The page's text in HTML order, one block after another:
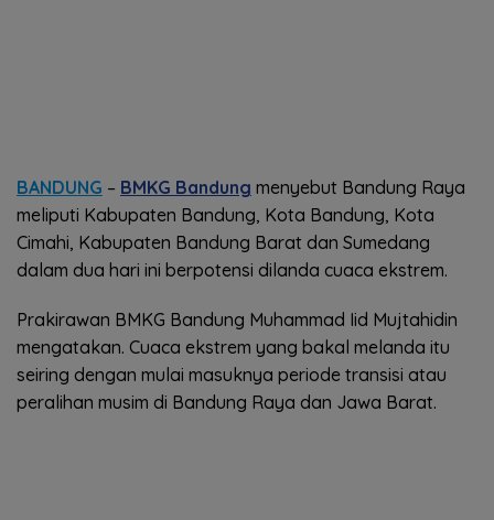
BANDUNG – BMKG Bandung menyebut Bandung Raya
meliputi Kabupaten Bandung, Kota Bandung, Kota
Cimahi, Kabupaten Bandung Barat dan Sumedang
dalam dua hari ini berpotensi dilanda cuaca ekstrem.
Prakirawan BMKG Bandung Muhammad Iid Mujtahidin
mengatakan. Cuaca ekstrem yang bakal melanda itu
seiring dengan mulai masuknya periode transisi atau
peralihan musim di Bandung Raya dan Jawa Barat.